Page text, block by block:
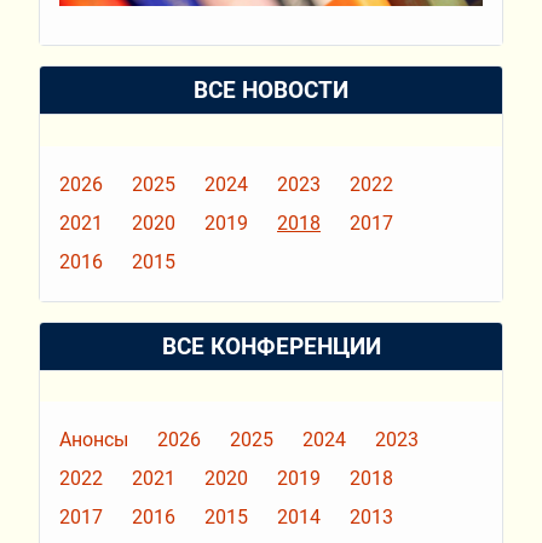
ВСЕ НОВОСТИ
2026 2025 2024 2023
2022
2021
2020 2019 2018
2017
2016
2015
ВСЕ КОНФЕРЕНЦИИ
Анонсы 2026 2025 2024
2023
2022
2021 2020 2019
2018
2017
2016 2015 2014
2013